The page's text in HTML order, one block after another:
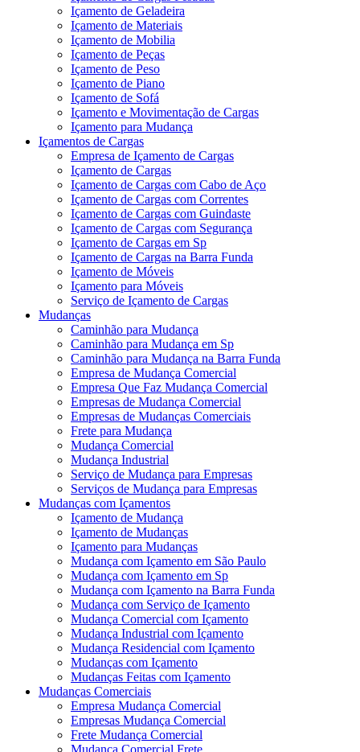
Içamento de Geladeira
Içamento de Materiais
Içamento de Mobilia
Içamento de Peças
Içamento de Peso
Içamento de Piano
Içamento de Sofá
Içamento e Movimentação de Cargas
Içamento para Mudança
Içamentos de Cargas
Empresa de Içamento de Cargas
Içamento de Cargas
Içamento de Cargas com Cabo de Aço
Içamento de Cargas com Correntes
Içamento de Cargas com Guindaste
Içamento de Cargas com Segurança
Içamento de Cargas em Sp
Içamento de Cargas na Barra Funda
Içamento de Móveis
Içamento para Móveis
Serviço de Içamento de Cargas
Mudanças
Caminhão para Mudança
Caminhão para Mudança em Sp
Caminhão para Mudança na Barra Funda
Empresa de Mudança Comercial
Empresa Que Faz Mudança Comercial
Empresas de Mudança Comercial
Empresas de Mudanças Comerciais
Frete para Mudança
Mudança Comercial
Mudança Industrial
Serviço de Mudança para Empresas
Serviços de Mudança para Empresas
Mudanças com Içamentos
Içamento de Mudança
Içamento de Mudanças
Içamento para Mudanças
Mudança com Içamento em São Paulo
Mudança com Içamento em Sp
Mudança com Içamento na Barra Funda
Mudança com Serviço de Içamento
Mudança Comercial com Içamento
Mudança Industrial com Içamento
Mudança Residencial com Içamento
Mudanças com Içamento
Mudanças Feitas com Içamento
Mudanças Comerciais
Empresa Mudança Comercial
Empresas Mudança Comercial
Frete Mudança Comercial
Mudança Comercial Frete